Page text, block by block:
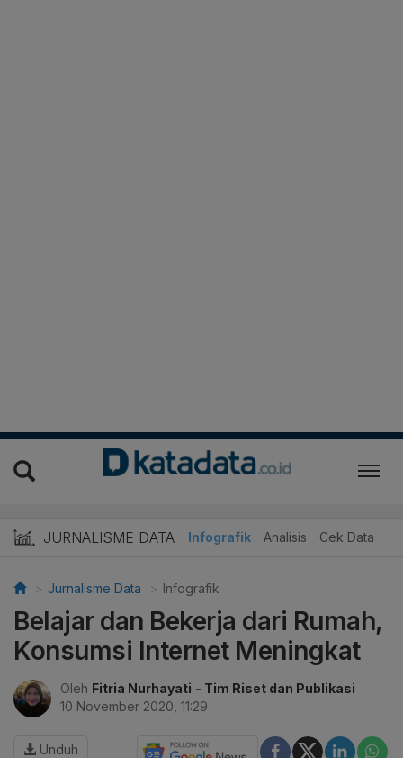
JURNALISME DATA Infografik Analisis Cek Data
Jurnalisme Data Infografik
Belajar dan Bekerja dari Rumah,
Konsumsi Internet Meningkat
Oleh Fitria Nurhayati - Tim Riset dan Publikasi
10 November 2020, 11:29
Unduh